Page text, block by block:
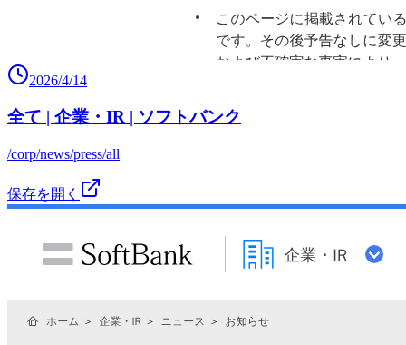
2026/4/14
全て | 企業・IR | ソフトバンク
/corp/news/press/all
保存を開く